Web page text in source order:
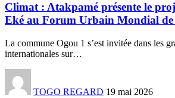
Climat : Atakpamé présente le
Eké au Forum Urbain Mondial
La commune Ogou 1 s’est invitée dans les
internationales sur…
TOGO REGARD 19 mai 2026